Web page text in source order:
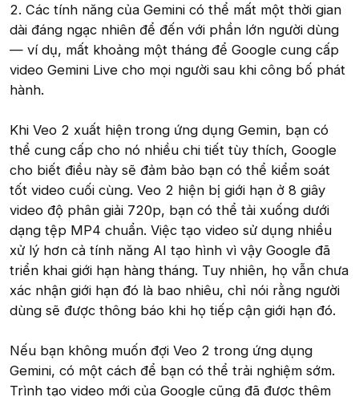
2. Các tính năng của Gemini có thể mất một thời gian
dài đáng ngạc nhiên để đến với phần lớn người dùng
— ví dụ, mất khoảng một tháng để Google cung cấp
video Gemini Live cho mọi người sau khi công bố phát
hành.
Khi Veo 2 xuất hiện trong ứng dụng Gemin, bạn có
thể cung cấp cho nó nhiều chi tiết tùy thích, Google
cho biết điều này sẽ đảm bảo bạn có thể kiểm soát
tốt video cuối cùng. Veo 2 hiện bị giới hạn ở 8 giây
video độ phân giải 720p, bạn có thể tải xuống dưới
dạng tệp MP4 chuẩn. Việc tạo video sử dụng nhiều
xử lý hơn cả tính năng AI tạo hình vì vậy Google đã
triển khai giới hạn hàng tháng. Tuy nhiên, họ vẫn chưa
xác nhận giới hạn đó là bao nhiêu, chỉ nói rằng người
dùng sẽ được thông báo khi họ tiếp cận giới hạn đó.
Nếu bạn không muốn đợi Veo 2 trong ứng dụng
Gemini, có một cách để bạn có thể trải nghiệm sớm.
Trình tạo video mới của Google cũng đã được thêm